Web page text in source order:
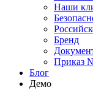
Наши
Бренд
Приказ
Блог
Демо